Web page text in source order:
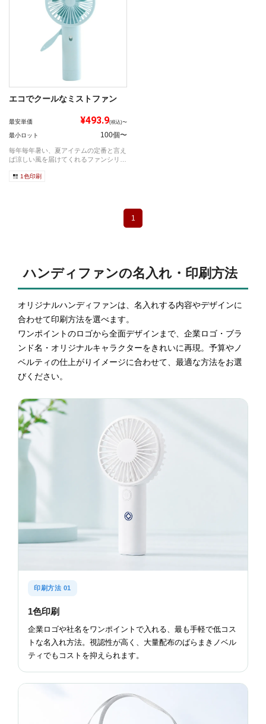
エコでクールなミストファン
最安単価 ¥493.9(税込)〜
最小ロット 100個〜
毎年毎年暑い、夏アイテムの定番と言え
ば涼しい風を届けてくれるファンシリー
1色印刷
1
ハンディファンの名入れ・印刷方法
オリジナルハンディファンは、名入れする内容やデザインに
合わせて印刷方法を選べます。
ワンポイントのロゴから全面デザインまで、企業ロゴ・ブラ
ンド名・オリジナルキャラクターをきれいに再現。予算やノ
ベルティの仕上がりイメージに合わせて、最適な方法をお選
びください。
印刷方法 01
1色印刷
企業ロゴや社名をワンポイントで入れる、最も手軽で低コス
トな名入れ方法。視認性が高く、大量配布のばらまきノベル
ティでもコストを抑えられます。